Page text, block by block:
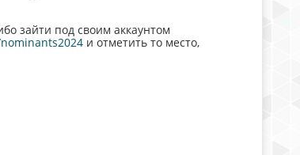
зайти под своим аккаунтом
и отметить то место,